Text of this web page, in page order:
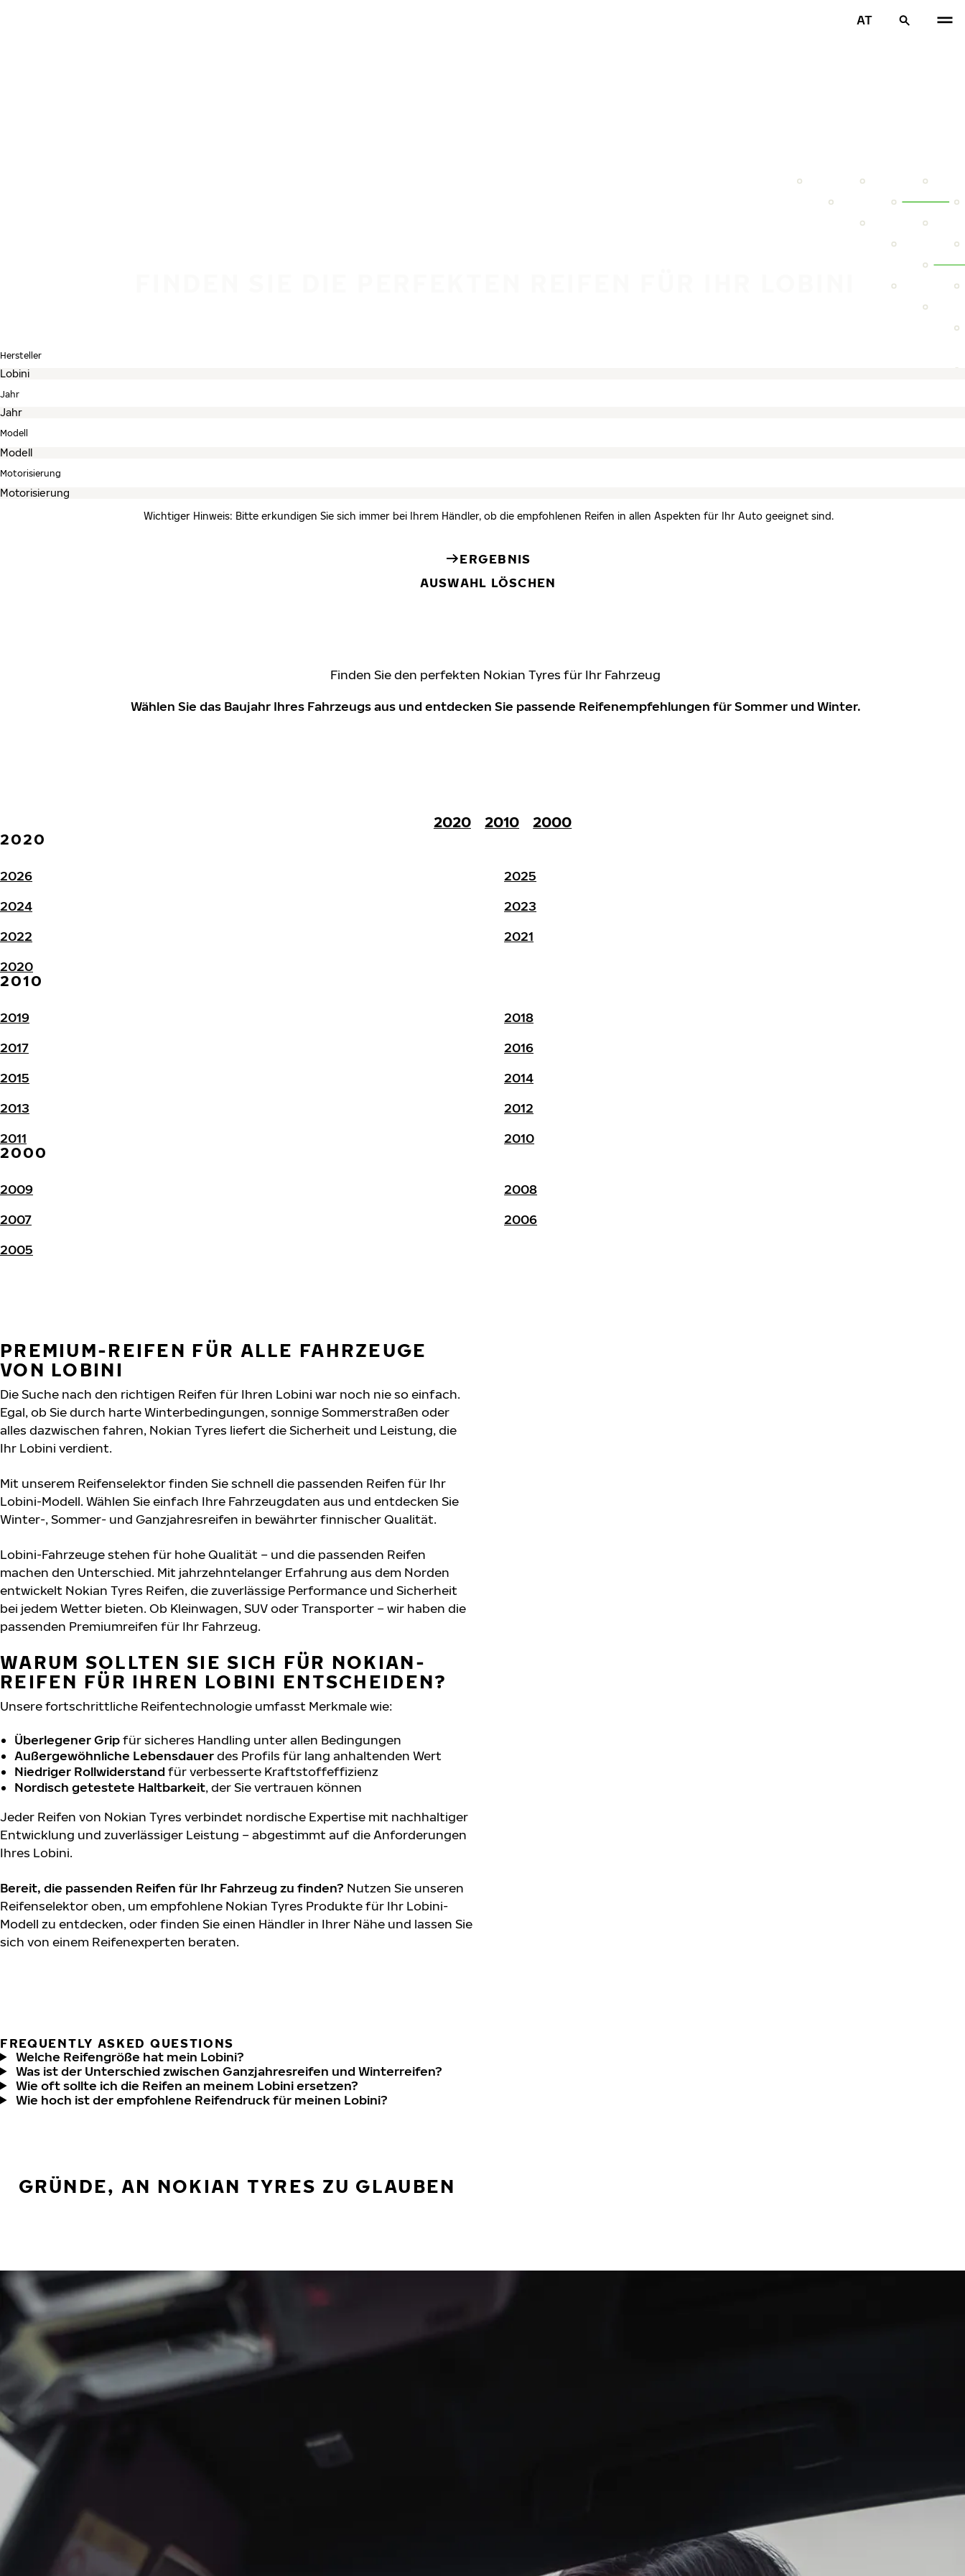
AT
Hersteller
Jahr
Modell
Motorisierung
Wichtiger Hinweis: Bitte erkundigen Sie sich immer bei Ihrem Händler, ob die empfohlenen Reifen in allen Aspekten für Ihr Auto geeignet sind.
ERGEBNIS
AUSWAHL LÖSCHEN
Finden Sie den perfekten Nokian Tyres für Ihr Fahrzeug
Wählen Sie das Baujahr Ihres Fahrzeugs aus und entdecken Sie passende Reifenempfehlungen für Sommer und Winter.
2020 2010
2000
2020
2026
2025
2024
2023
2022
2021
2020
2010
2019
2018
2017
2016
2015
2014
2013
2012
2011
2010
2000
2009
2008
2007
2006
2005
PREMIUM-REIFEN FÜR ALLE FAHRZEUGE
VON LOBINI
Die Suche nach den richtigen Reifen für Ihren Lobini war noch nie so einfach.
Egal, ob Sie durch harte Winterbedingungen, sonnige Sommerstraßen oder
alles dazwischen fahren, Nokian Tyres liefert die Sicherheit und Leistung, die
Ihr Lobini verdient.
Mit unserem Reifenselektor finden Sie schnell die passenden Reifen für Ihr
Lobini-Modell. Wählen Sie einfach Ihre Fahrzeugdaten aus und entdecken Sie
Winter-, Sommer- und Ganzjahresreifen in bewährter finnischer Qualität.
Lobini-Fahrzeuge stehen für hohe Qualität – und die passenden Reifen
machen den Unterschied. Mit jahrzehntelanger Erfahrung aus dem Norden
entwickelt Nokian Tyres Reifen, die zuverlässige Performance und Sicherheit
bei jedem Wetter bieten. Ob Kleinwagen, SUV oder Transporter – wir haben die
passenden Premiumreifen für Ihr Fahrzeug.
WARUM SOLLTEN SIE SICH FÜR NOKIAN-
REIFEN FÜR IHREN LOBINI ENTSCHEIDEN?
Unsere fortschrittliche Reifentechnologie umfasst Merkmale wie:
Überlegener Gripfür sicheres Handling unter allen Bedingungen
Außergewöhnliche Lebensdauerdes Profils für lang anhaltenden Wert
Niedriger Rollwiderstand für verbesserte Kraftstoffeffizienz
Nordisch getestete Haltbarkeit, der Sie vertrauen können
Jeder Reifen von Nokian Tyres verbindet nordische Expertise mit nachhaltiger
Entwicklung und zuverlässiger Leistung – abgestimmt auf die Anforderungen
Ihres Lobini.
Bereit, die passenden Reifen für Ihr Fahrzeug zu finden? Nutzen Sie unseren
Reifenselektor oben, um empfohlene Nokian Tyres Produkte für Ihr Lobini-
Modell zu entdecken, oder finden Sie einen Händler in Ihrer Nähe und lassen Sie
sich von einem Reifenexperten beraten.
FREQUENTLY ASKED QUESTIONS
Welche Reifengröße hat mein Lobini?
Was ist der Unterschied zwischen Ganzjahresreifen und Winterreifen?
Wie oft sollte ich die Reifen an meinem Lobini ersetzen?
Wie hoch ist der empfohlene Reifendruck für meinen Lobini?
GRÜNDE, AN NOKIAN TYRES ZU GLAUBEN